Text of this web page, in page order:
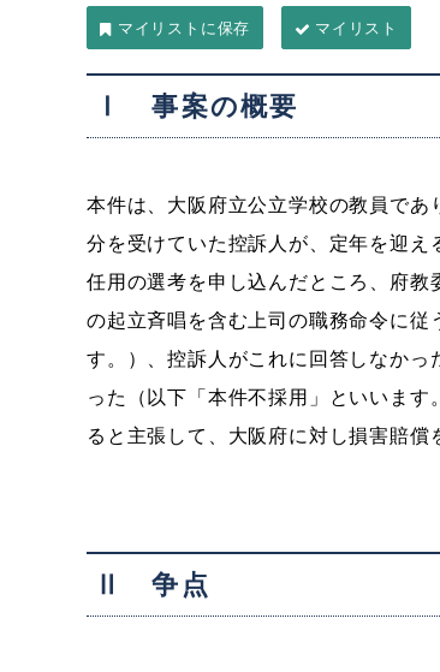
マイリスト
Ⅰ 事案の概要
本件は、大阪府立公立学校の教員で
分を受けていた控訴人が、定年を迎
任用の選考を申し込んだところ、府
の起立斉唱を含む上司の職務命令に従
す。）、控訴人がこれに回答しなか
った（以下「本件不採用」といいま
ると主張して、大阪府に対し損害賠償
Ⅱ 争点